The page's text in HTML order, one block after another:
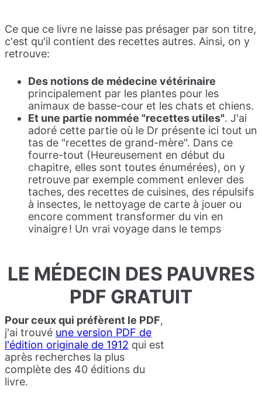
Ce que ce livre ne laisse pas présager par son titre,
c'est qu'il contient des recettes autres. Ainsi, on y
retrouve:
Des notions de médecine vétérinaire
principalement par les plantes pour les
animaux de basse-cour et les chats et chiens.
Et une partie nommée "recettes utiles". J'ai
adoré cette partie où le Dr présente ici tout un
tas de "recettes de grand-mère". Dans ce
fourre-tout (Heureusement en début du
chapitre, elles sont toutes énumérées), on y
retrouve par exemple comment enlever des
taches, des recettes de cuisines, des répulsifs
à insectes, le nettoyage de carte à jouer ou
encore comment transformer du vin en
vinaigre ! Un vrai voyage dans le temps
LE MÉDECIN DES PAUVRES
PDF GRATUIT
Pour ceux qui préfèrent le PDF,
j'ai trouvé une version PDF de
l'édition originale de 1912 qui est
après recherches la plus
complète des 40 éditions du
livre.